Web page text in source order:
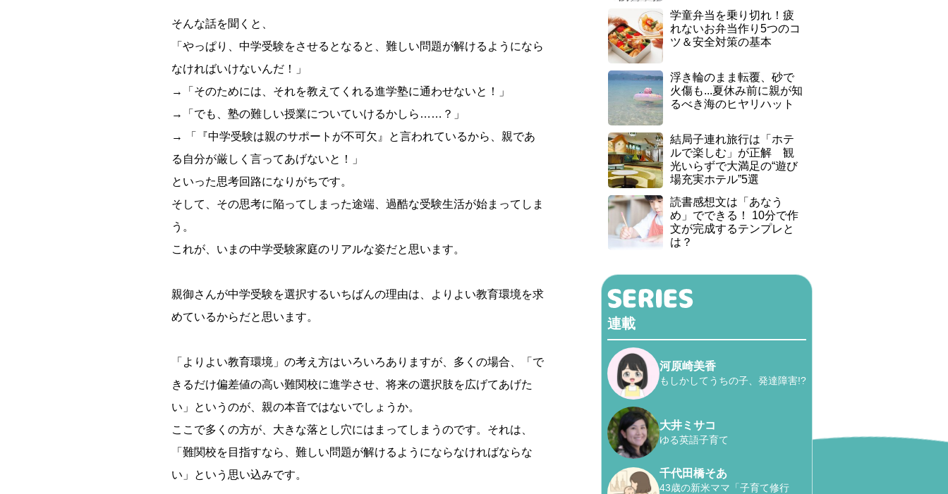
そんな話を聞くと、
「やっぱり、中学受験をさせるとなると、難しい問題が解けるようになら
なければいけないんだ！」
→「そのためには、それを教えてくれる進学塾に通わせないと！」
→「でも、塾の難しい授業についていけるかしら……？」
→ 「『中学受験は親のサポートが不可欠』と言われているから、親であ
る自分が厳しく言ってあげないと！」
といった思考回路になりがちです。
そして、その思考に陥ってしまった途端、過酷な受験生活が始まってしま
う。
これが、いまの中学受験家庭のリアルな姿だと思います。
親御さんが中学受験を選択するいちばんの理由は、よりよい教育環境を求
めているからだと思います。
「よりよい教育環境」の考え方はいろいろありますが、多くの場合、「で
きるだけ偏差値の高い難関校に進学させ、将来の選択肢を広げてあげた
い」というのが、親の本音ではないでしょうか。
ここで多くの方が、大きな落とし穴にはまってしまうのです。それは、
「難関校を目指すなら、難しい問題が解けるようにならなければならな
い」という思い込みです。
学童弁当を乗り切れ！疲
れないお弁当作り5つのコ
ツ＆安全対策の基本
浮き輪のまま転覆、砂で
火傷も...夏休み前に親が知
るべき海のヒヤリハット
結局子連れ旅行は「ホテ
ルで楽しむ」が正解 観
光いらずで大満足の“遊び
場充実ホテル”5選
読書感想文は「あなう
め」でできる！ 10分で作
文が完成するテンプレと
は？
連載
河原崎美香
もしかしてうちの子、発達障害!?
大井ミサコ
ゆる英語子育て
千代田橋そあ
43歳の新米ママ「子育て修行